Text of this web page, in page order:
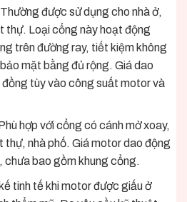
được sử dụng cho nhà ở,
thự. Loại cổng này hoạt động
trên đường ray, tiết kiệm không
mặt bằng đủ rộng. Giá dao
tùy vào công suất motor và
hợp với cổng có cánh mở xoay,
thự, nhà phố. Giá motor dao động
chưa bao gồm khung cổng.
tinh tế khi motor được giấu ở